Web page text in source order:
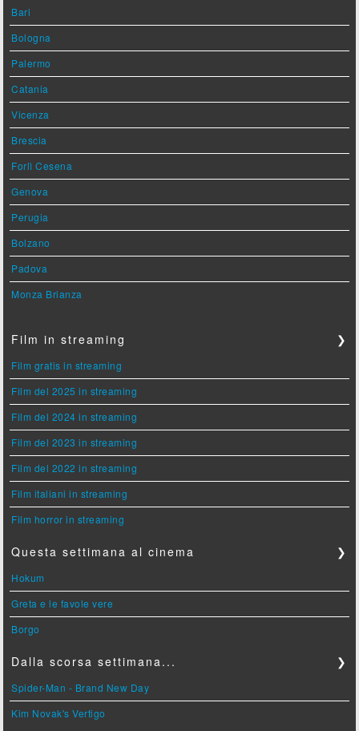
Bari
Bologna
Palermo
Catania
Vicenza
Brescia
Forlì Cesena
Genova
Perugia
Bolzano
Padova
Monza Brianza
Film in streaming ❯
Film gratis in streaming
Film del 2025 in streaming
Film del 2024 in streaming
Film del 2023 in streaming
Film del 2022 in streaming
Film italiani in streaming
Film horror in streaming
Questa settimana al cinema ❯
Hokum
Greta e le favole vere
Borgo
Dalla scorsa settimana... ❯
Spider-Man - Brand New Day
Kim Novak's Vertigo